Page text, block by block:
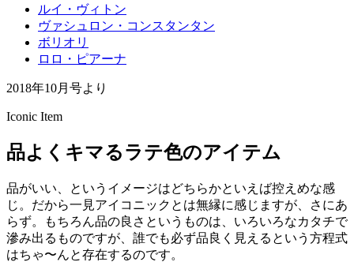
ルイ・ヴィトン
ヴァシュロン・コンスタンタン
ボリオリ
ロロ・ピアーナ
2018年10月号より
Iconic Item
品よくキマるラテ色のアイテム
品がいい、というイメージはどちらかといえば控えめな感
じ。だから一見アイコニックとは無縁に感じますが、さにあ
らず。もちろん品の良さというものは、いろいろなカタチで
滲み出るものですが、誰でも必ず品良く見えるという方程式
はちゃ〜んと存在するのです。